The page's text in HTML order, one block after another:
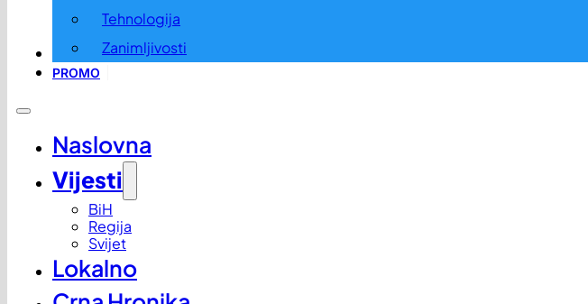
Tehnologija
Zanimljivosti
OGLASI I KONKURSI
PROMO
Naslovna
Vijesti
BiH
Regija
Svijet
Lokalno